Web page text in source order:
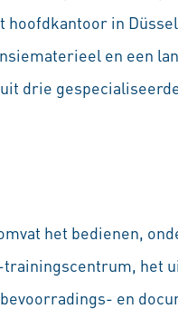
in
en een
drie
het bedienen,
het
en